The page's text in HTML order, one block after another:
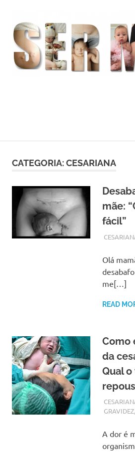
CATEGORIA:CESARIANA
mãe:
fácil”
ADMIN
Olá
me[…]
READ
Como
da
Qual
ADMIN
GRAVIDEZ,
A dor é